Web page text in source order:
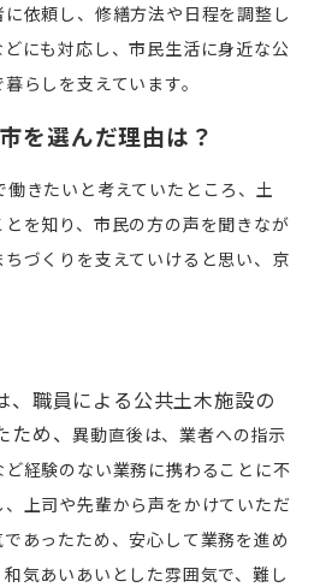
依頼し、修繕方法や日程を調整し
にも対応し、市民生活に身近な公
らしを支えています。
を選んだ理由は？
きたいと考えていたところ、土
を知り、市民の方の声を聞きなが
づくりを支えていけると思い、京
職員による公共土木施設の
ため、異動直後は、業者への指示
経験のない業務に携わることに不
上司や先輩から声をかけていただ
あったため、安心して業務を進め
気あいあいとした雰囲気で、難し